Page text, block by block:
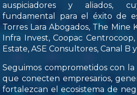
auspiciadores y aliados,
fundamental para el éxito de
Torres Lara Abogados, The Mine
Infra Invest, Coopac
Estate, ASE Consultores, Canal B
Seguimos comprometidos con la
que conecten empresarios,
fortalezcan el ecosistema de